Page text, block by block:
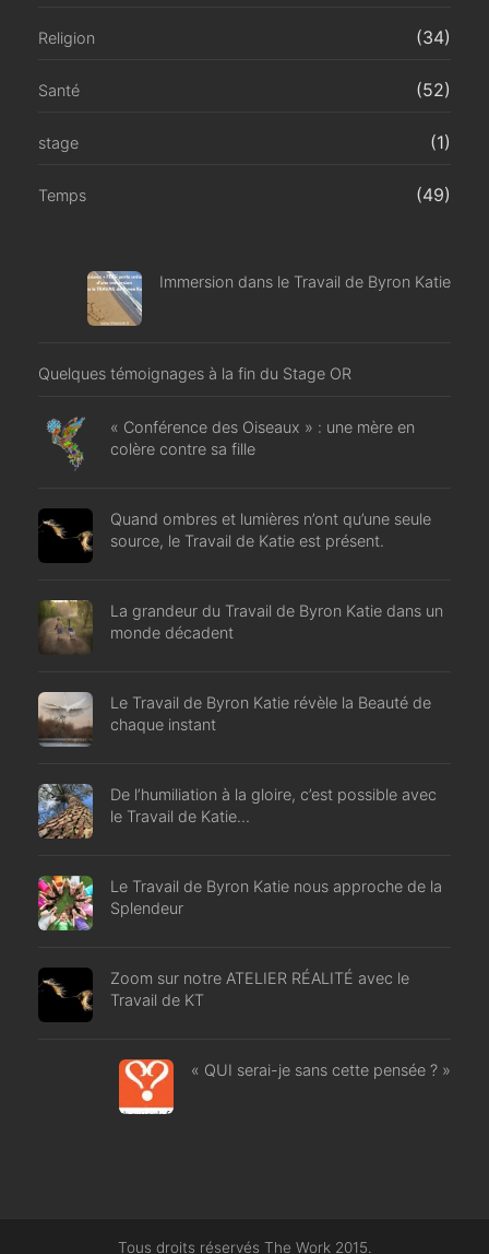
Religion (34)
Santé (52)
stage (1)
Temps (49)
Immersion dans le Travail de Byron Katie
Quelques témoignages à la fin du Stage OR
« Conférence des Oiseaux » : une mère en
colère contre sa fille
Quand ombres et lumières n’ont qu’une seule
source, le Travail de Katie est présent.
La grandeur du Travail de Byron Katie dans un
monde décadent
Le Travail de Byron Katie révèle la Beauté de
chaque instant
De l’humiliation à la gloire, c’est possible avec
le Travail de Katie…
Le Travail de Byron Katie nous approche de la
Splendeur
Zoom sur notre ATELIER RÉALITÉ avec le
Travail de KT
« QUI serai-je sans cette pensée ? »
Tous droits réservés The Work 2015.